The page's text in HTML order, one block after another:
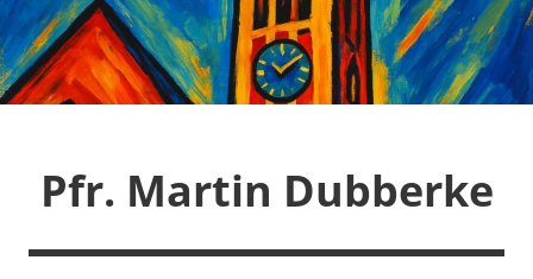
Zum
Inhalt
springen
Pfr. Martin Dubberke